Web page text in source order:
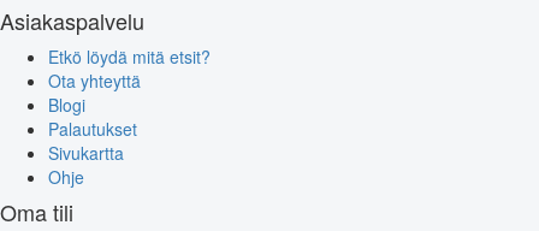
Asiakaspalvelu
Etkö löydä mitä etsit?
Ota yhteyttä
Blogi
Palautukset
Sivukartta
Ohje
Oma tili